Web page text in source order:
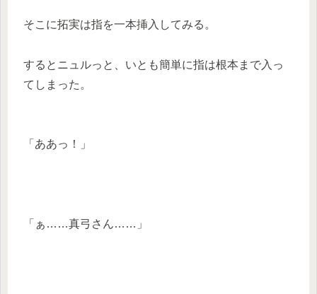
そこに拓実は指を一本挿入してみる。
するとニュルっと、いとも簡単に指は根本まで入っ
てしまった。
「ああっ！」
「ぁ……真弓さん……」